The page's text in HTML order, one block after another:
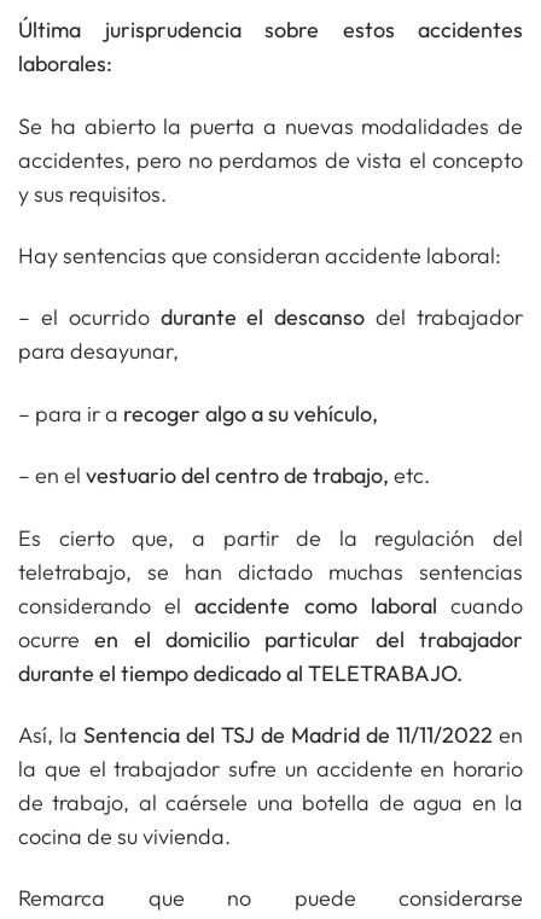
Última jurisprudencia sobre estos accidentes
laborales:
Se ha abierto la puerta a nuevas modalidades de
accidentes, pero no perdamos de vista el concepto
y sus requisitos.
Hay sentencias que consideran accidente laboral:
– el ocurrido durante el descanso del trabajador
para desayunar,
– para ir a recoger algo a su vehículo,
– en el vestuario del centro de trabajo, etc.
Es cierto que, a partir de la regulación del
teletrabajo, se han dictado muchas sentencias
considerando elaccidente como laboral cuando
ocurreen el domicilio particular del trabajador
durante el tiempo dedicado al TELETRABAJO.
Así, la Sentencia del TSJ de Madrid de 11/11/2022 en
la que el trabajador sufre un accidente en horario
de trabajo, al caérsele una botella de agua en la
cocina de su vivienda.
Remarca que no puede considerarse